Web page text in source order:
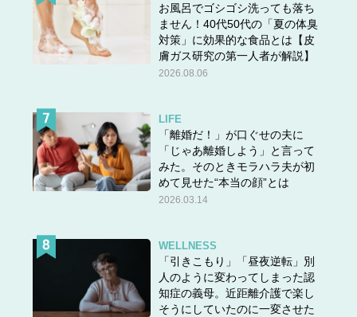
お風呂でゴシゴシ洗っても落ち
ません！40代50代の「夏の体臭
対策」に効果的な食品とは【皮
膚ガス研究の第一人者が解説】
2026.08.06
LIFE
「離婚だ！」が口ぐせの夫に
「じゃあ離婚しよう」と言って
みた。そのときモラハラ夫が初
めて見せた“本当の顔”とは
2026.03.14
WELLNESS
「引きこもり」「昼夜逆転」別
人のように変わってしまった認
知症の義母。近距離介護で楽し
そうにしていたのに一変させた